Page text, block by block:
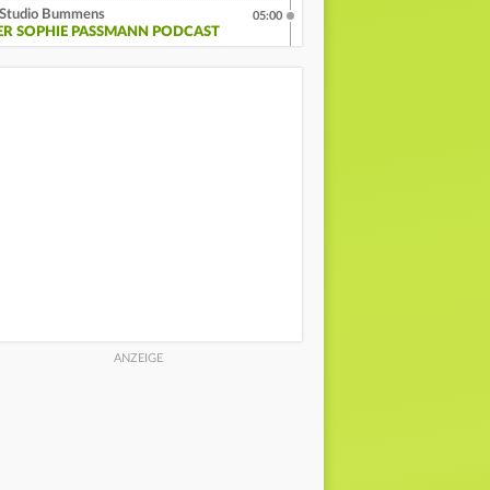
Studio Bummens
SOPHIE PASSMANN PODCAST
05:00